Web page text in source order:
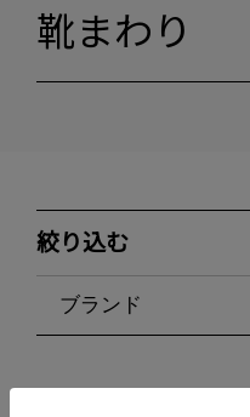
靴まわり
絞り込む
ブランド